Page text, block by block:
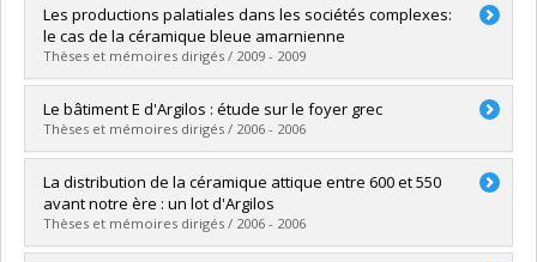
Graduate :Marinov, Ivan
Cycle :Master's
Grade :M.A.
Lien vers le document dans Papyrus
Les productions palatiales dans les sociétés complexes:
le cas de la céramique bleue amarnienne
Thèses et mémoires dirigés / 2009 - 2009
Graduate :Hubin, Audrey
Cycle : Master's
Grade :M.A.
Lien vers le document dans Papyrus
Le bâtiment E d'Argilos : étude sur le foyer grec
Thèses et mémoires dirigés / 2006 - 2006
Graduate :Turcotte, Jean-François
Cycle :Master's
Grade :M.A.
Lien vers le document dans Papyrus
La distribution de la céramique attique entre 600 et 550
avant notre ère : un lot d'Argilos
Thèses et mémoires dirigés / 2006 - 2006